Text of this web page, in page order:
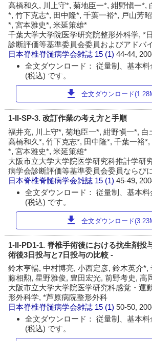
高橋和久, 川上守*, 菊地臣一*, 紺野愼一*,
*, 竹下克志*, 田中隆*, 千葉一裕*, 戸山芳
*, 宮本雅史*, 米延策雄*
千葉大学大学院医学研究院整形外科学, *
診断評価等基準委員会委員およびアドバ
日本脊椎脊髄病学会雑誌 15 (1)44-44,
全文ダウンロード： 従量制、基本
(税込) です。
download 全文ダウンロード
1-II-SP-3. 改訂作業の考え方と手順
福井充, 川上守*, 菊地臣一*, 紺野愼一*, 白
高橋和久*, 竹下克志*, 田中隆*, 千葉一裕
*, 宮本雅史*, 米延策雄*
大阪市立大学大学院医学研究科推計学研
病学会診断評価等基準委員会委員ならび
日本脊椎脊髄病学会雑誌 15 (1)45-49,
全文ダウンロード： 従量制、基本
(税込) です。
download 全文ダウンロード
1-II-PD1-1. 脊椎手術後における抗生剤投
術後3日投与と7日投与の比較 -
鈴木亨暢, 中村博亮, 小西定彦, 鈴木英介*,
藤相勲, 星野雅俊, 豊田宏光, 前野考史, 高
大阪市立大学大学院医学研究科感覚・運
形外科学, *芦原病院整形外科
日本脊椎脊髄病学会雑誌 15 (1)50-50,
全文ダウンロード： 従量制、基本
(税込) です。